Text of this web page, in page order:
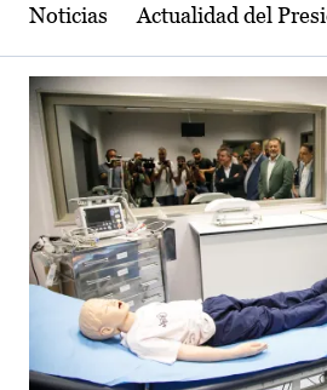
Noticias Actualidad del